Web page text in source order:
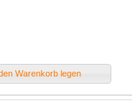
Warenkorb legen